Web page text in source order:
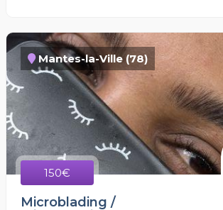
Mantes-la-Ville (78)
150€
Microblading /